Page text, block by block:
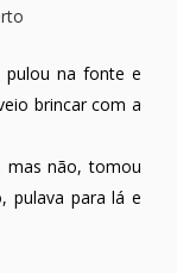
pulou na fonte e
brincar com a
mas não, tomou
pulava para lá e